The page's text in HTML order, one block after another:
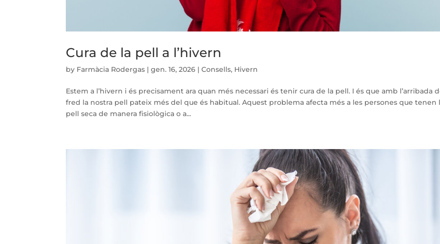
Cura de la pell a l’hivern
by Farmàcia Rodergas |gen. 16, 2026 |Consells, Hivern
Estem a l’hivern i és precisament ara quan més necessari és tenir cura de la pell. I és que amb l’arribada
fred la nostra pell pateix més del que és habitual. Aquest problema afecta més a les persones que tenen
pell seca de manera fisiològica o a...